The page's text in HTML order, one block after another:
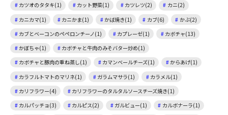
カツオのタタキ(1)
カット野菜(1) カツレツ(2)
カニ(2)
カニカマ(1)
カニかま(1) かば焼き(1) カブ(6)
かぶ(2)
カブとベーコンのペペロンチーノ(1)
カプレーゼ(1)
カボチャ(13)
かぼちゃ(1)
カボチャと牛肉のみそバター炒め(1)
カボチャと豚肉の重ね蒸し(1)
カマンベールチーズ(1)
からあげ(1)
カラフルトマトのマリネ(1)
ガラムマサラ(1)
カラメル(1)
カリフラワー(4)
カリフラワーのタルタルソースチーズ焼き(1)
カルパッチョ(3)
カルピス(2) ガルビュー(1)
カルボナーラ(1)